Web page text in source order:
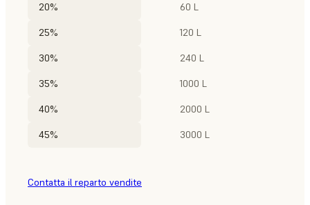
20% 60 L
25% 120 L
30% 240 L
35% 1000 L
40% 2000 L
45% 3000 L
Contatta il reparto vendite